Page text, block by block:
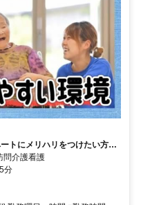
トにメリハリをつけたい方に
問介護看護
分